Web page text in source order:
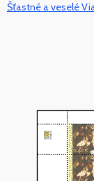
Šťastné a veselé